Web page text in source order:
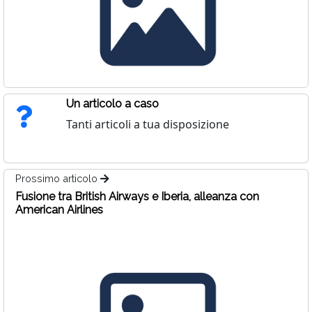
Un articolo a caso
Tanti articoli a tua disposizione
Prossimo articolo
Fusione tra British Airways e Iberia, alleanza con
American Airlines